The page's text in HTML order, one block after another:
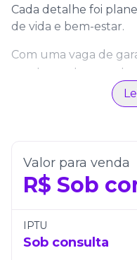
Cada detalhe foi
de vida e bem-estar.
Com uma vaga de
apartamento
Residencial Ruffino,
privilegiada, une
Valor para venda
R$ Sob
IPTU
Sob consulta